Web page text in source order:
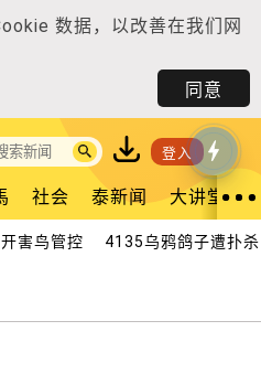
数据，以改善在我们网
同意
登入
社会 泰新闻 大讲堂
害鸟管控 4135乌鸦鸽子遭扑杀